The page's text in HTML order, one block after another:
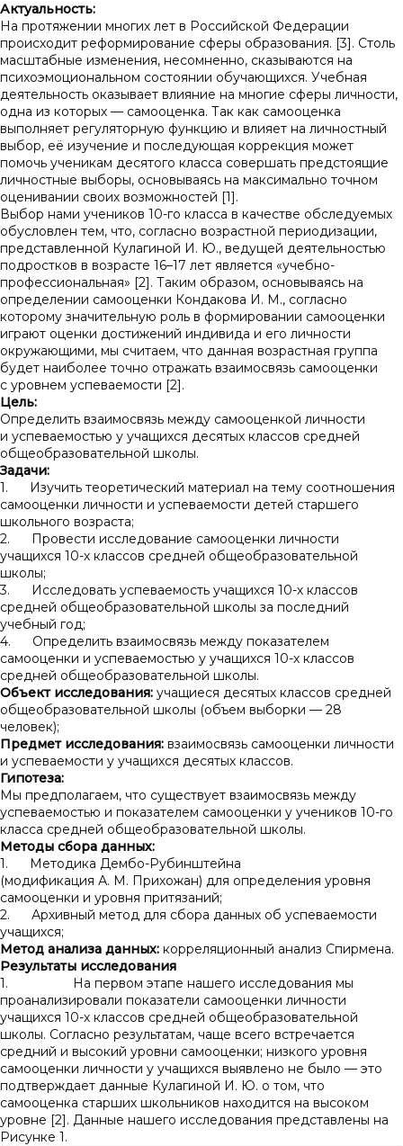
Актуальность:
На протяжении многих лет в Российской Федерации
происходит реформирование сферы образования. [3]. Столь
масштабные изменения, несомненно, сказываются на
психоэмоциональном состоянии обучающихся. Учебная
деятельность оказывает влияние на многие сферы личности,
одна из которых — самооценка. Так как самооценка
выполняет регуляторную функцию и влияет на личностный
выбор, её изучение и последующая коррекция может
помочь ученикам десятого класса совершать предстоящие
личностные выборы, основываясь на максимально точном
оценивании своих возможностей [1].
Выбор нами учеников 10-го класса в качестве обследуемых
обусловлен тем, что, согласно возрастной периодизации,
представленной Кулагиной И. Ю., ведущей деятельностью
подростков в возрасте 16–17 лет является «учебно-
профессиональная» [2]. Таким образом, основываясь на
определении самооценки Кондакова И. М., согласно
которому значительную роль в формировании самооценки
играют оценки достижений индивида и его личности
окружающими, мы считаем, что данная возрастная группа
будет наиболее точно отражать взаимосвязь самооценки
с уровнем успеваемости [2].
Цель:
Определить взаимосвязь между самооценкой личности
и успеваемостью у учащихся десятых классов средней
общеобразовательной школы.
Задачи:
1. Изучить теоретический материал на тему соотношения
самооценки личности и успеваемости детей старшего
школьного возраста;
2. Провести исследование самооценки личности
учащихся 10-х классов средней общеобразовательной
школы;
3. Исследовать успеваемость учащихся 10-х классов
средней общеобразовательной школы за последний
учебный год;
4. Определить взаимосвязь между показателем
самооценки и успеваемостью у учащихся 10-х классов
средней общеобразовательной школы.
Объект исследования: учащиеся десятых классов средней
общеобразовательной школы (объем выборки — 28
человек);
Предмет исследования: взаимосвязь самооценки личности
и успеваемости у учащихся десятых классов.
Гипотеза:
Мы предполагаем, что существует взаимосвязь между
успеваемостью и показателем самооценки у учеников 10-го
класса средней общеобразовательной школы.
Методы сбора данных:
1. Методика Дембо-Рубинштейна
(модификация А. М. Прихожан) для определения уровня
самооценки и уровня притязаний;
2. Архивный метод для сбора данных об успеваемости
учащихся;
Метод анализа данных: корреляционный анализ Спирмена.
Результаты исследования
1. На первом этапе нашего исследования мы
проанализировали показатели самооценки личности
учащихся 10-х классов средней общеобразовательной
школы. Согласно результатам, чаще всего встречается
средний и высокий уровни самооценки; низкого уровня
самооценки личности у учащихся выявлено не было — это
подтверждает данные Кулагиной И. Ю. о том, что
самооценка старших школьников находится на высоком
уровне [2]. Данные нашего исследования представлены на
Рисунке 1.